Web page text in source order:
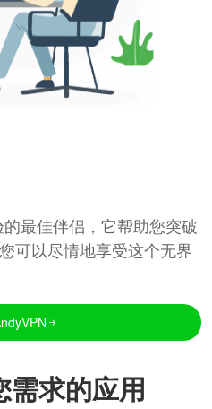
最佳伴侣，它帮助您突破
可以尽情地享受这个无界
需求的应用